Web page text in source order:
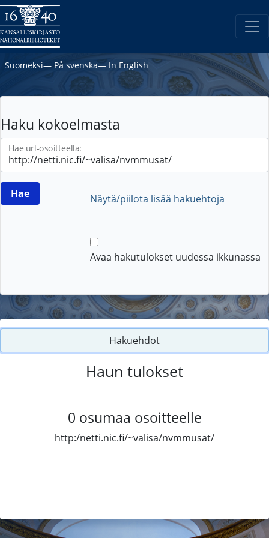
Suomeksi― På svenska― In English
Haku kokoelmasta
Hae url-osoitteella:
Näytä/piilota lisää hakuehtoja
Avaa hakutulokset uudessa ikkunassa
Hakuehdot
Haun tulokset
0 osumaa osoitteelle
http:/netti.nic.fi/~valisa/nvmmusat/